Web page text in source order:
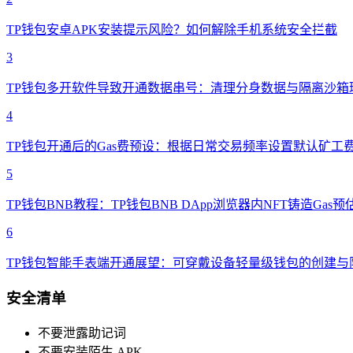
TP钱包安卓APK安装提示风险？如何解除手机系统安全拦截
3
TP钱包多开软件导致开通数据串号：清理分身数据与隔离沙箱
4
TP钱包开通后的Gas费预设：根据日常交易频率设置默认矿工
5
TP钱包BNB教程：TP钱包BNB DApp浏览器内NFT铸造Gas预
6
TP钱包智能手表端开通展望：可穿戴设备轻量级钱包的创建与
安全清单
不要泄露助记词